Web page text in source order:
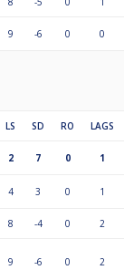
9 -6 0 0
LS SD RO LAGS
2 7 0 1
4 3 0 1
8 -4 0 2
9 -6 0 2